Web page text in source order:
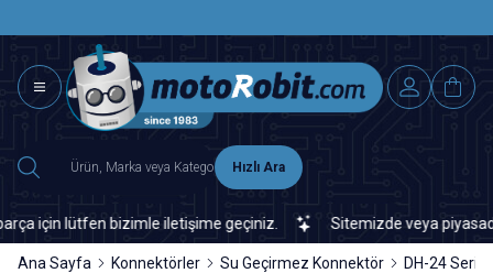
Hızlı Ara
bizimle iletişime geçiniz. Sitemizde veya piyasada
Ana Sayfa Konnektörler Su Geçirmez Konnektör DH-24